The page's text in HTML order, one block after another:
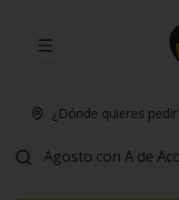
Abrir menu de
¿Dónde quieres
Agosto con A de